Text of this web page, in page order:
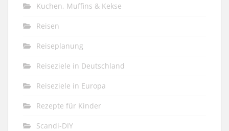
Kuchen, Muffins & Kekse
Reisen
Reiseplanung
Reiseziele in Deutschland
Reiseziele in Europa
Rezepte für Kinder
Scandi-DIY